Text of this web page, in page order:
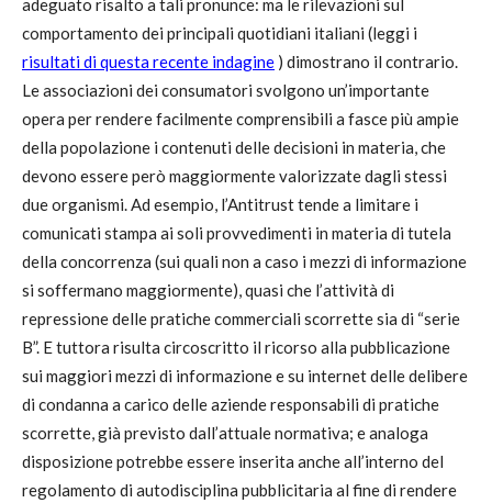
adeguato risalto a tali pronunce: ma le rilevazioni sul
comportamento dei principali quotidiani italiani (leggi i
risultati di questa recente indagine ) dimostrano il contrario.
Le associazioni dei consumatori svolgono un’importante
opera per rendere facilmente comprensibili a fasce più ampie
della popolazione i contenuti delle decisioni in materia, che
devono essere però maggiormente valorizzate dagli stessi
due organismi. Ad esempio, l’Antitrust tende a limitare i
comunicati stampa ai soli provvedimenti in materia di tutela
della concorrenza (sui quali non a caso i mezzi di informazione
si soffermano maggiormente), quasi che l’attività di
repressione delle pratiche commerciali scorrette sia di “serie
B”. E tuttora risulta circoscritto il ricorso alla pubblicazione
sui maggiori mezzi di informazione e su internet delle delibere
di condanna a carico delle aziende responsabili di pratiche
scorrette, già previsto dall’attuale normativa; e analoga
disposizione potrebbe essere inserita anche all’interno del
regolamento di autodisciplina pubblicitaria al fine di rendere